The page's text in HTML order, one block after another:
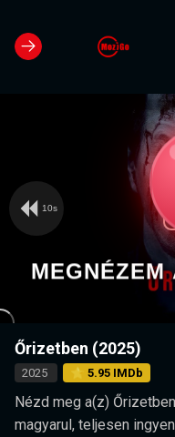
10s
Őrizetben (2025)
2025 ⭐ 5.95 IMDb
Nézd meg a(z)
magyarul, teljesen